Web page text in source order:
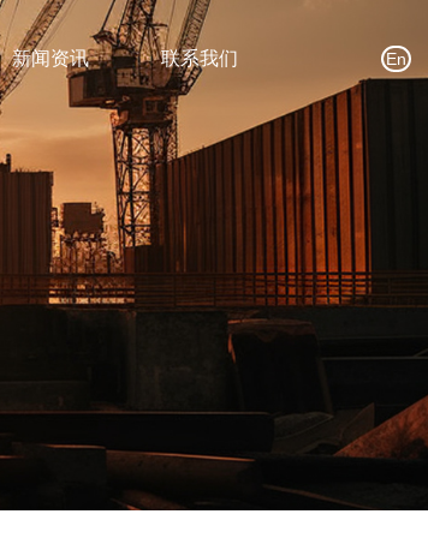
新闻资讯 联系我们 En